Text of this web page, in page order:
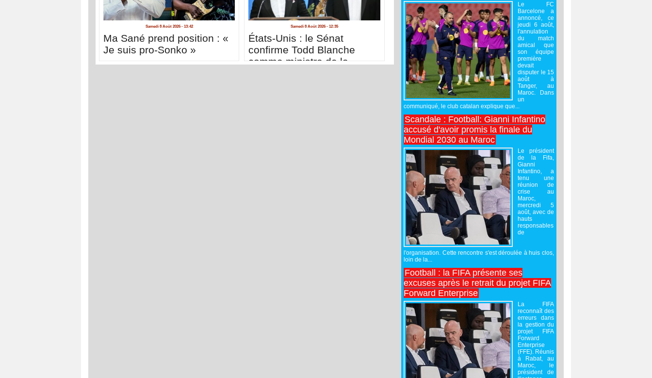
Samedi 8 Août 2026 - 13:42
Ma Sané prend position : «
Je suis pro-Sonko »
Samedi 8 Août 2026 - 12:35
États-Unis : le Sénat
confirme Todd Blanche
comme ministre de la
Le FC
Barcelone a
annoncé, ce
jeudi 6 août,
l'annulation
du match
amical que
son équipe
première
devait
disputer le 15
août à
Tanger, au
Maroc. Dans
un
communiqué, le club catalan explique que...
Scandale : Football: Gianni Infantino
accusé d'avoir promis la finale du
Mondial 2030 au Maroc
Le président
de la Fifa,
Gianni
Infantino, a
tenu une
réunion de
crise au
Maroc,
mercredi 5
août, avec de
hauts
responsables
de
l'organisation. Cette rencontre s'est déroulée à huis clos,
loin de la...
Football : la FIFA présente ses
excuses après le retrait du projet FIFA
Forward Enterprise
La FIFA
reconnaît des
erreurs dans
la gestion du
projet FIFA
Forward
Enterprise
(FFE). Réunis
à Rabat, au
Maroc, le
président de